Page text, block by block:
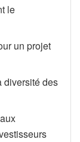
le
un projet
diversité des